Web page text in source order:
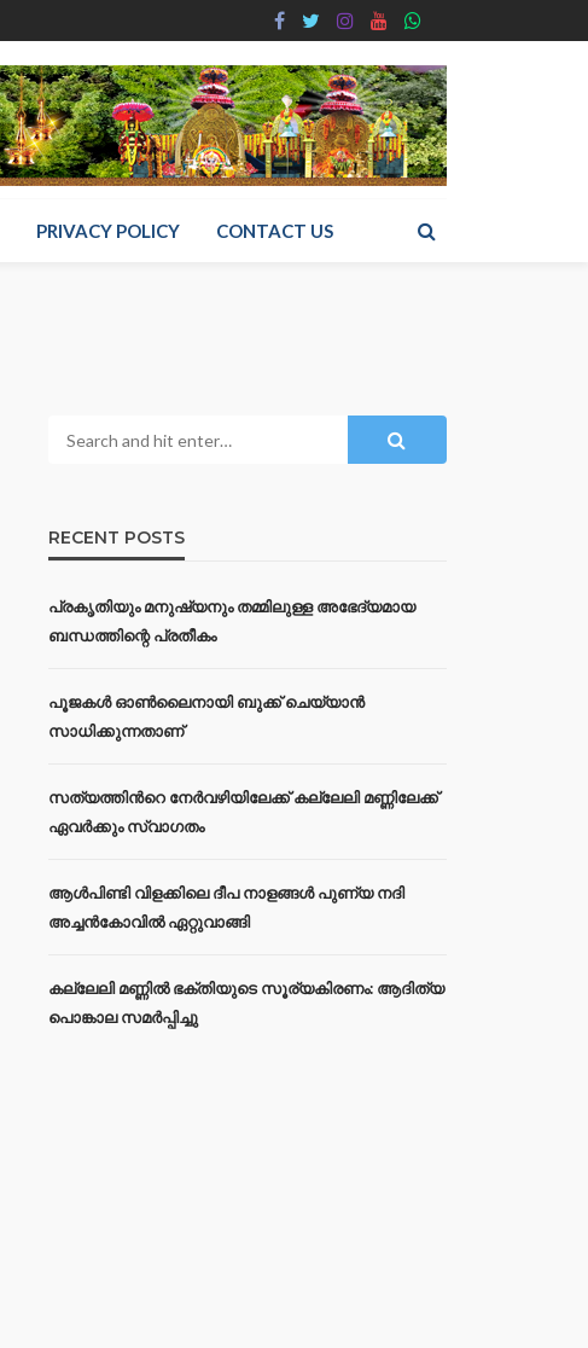
PRIVACY POLICY CONTACT US
RECENT POSTS
പ്രകൃതിയും മനുഷ്യനും തമ്മിലുള്ള അഭേദ്യമായ
ബന്ധത്തിന്റെ പ്രതീകം
പൂജകൾ ഓൺലൈനായി ബുക്ക് ചെയ്യാൻ
സാധിക്കുന്നതാണ്
സത്യത്തിന്‍റെ നേര്‍വഴിയിലേക്ക് കല്ലേലി മണ്ണിലേക്ക്
ഏവർക്കും സ്വാഗതം
ആൾപിണ്ടി വിളക്കിലെ ദീപ നാളങ്ങൾ പുണ്യ നദി
അച്ചൻകോവിൽ ഏറ്റുവാങ്ങി
കല്ലേലി മണ്ണില്‍ ഭക്തിയുടെ സൂര്യകിരണം: ആദിത്യ
പൊങ്കാല സമര്‍പ്പിച്ചു